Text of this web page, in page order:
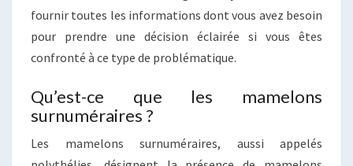
fournir toutes les informations dont vous avez besoin
pour prendre une décision éclairée si vous êtes
confronté à ce type de problématique.
Qu’est-ce que les mamelons
surnuméraires ?
Les mamelons surnuméraires, aussi appelés